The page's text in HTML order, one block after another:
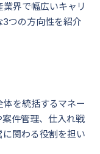
界で幅広いキャリ
つの方向性を紹介
を統括するマネー
件管理、仕入れ戦
関わる役割を担い